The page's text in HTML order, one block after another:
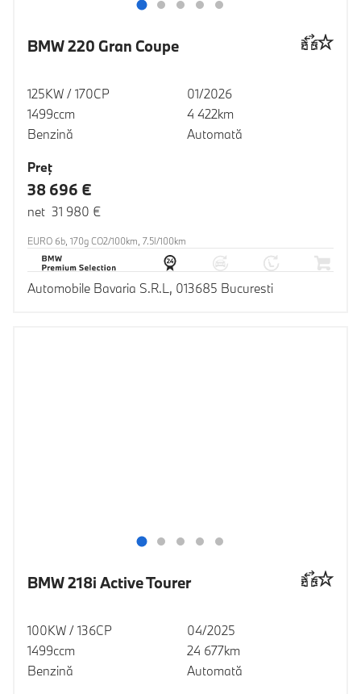
BMW 220 Gran Coupe
125KW / 170CP
1499ccm
Benzină
01/2026
4 422km
Automată
Preţ
38 696 €
net 31 980 €
EURO 6b, 170g CO2/100km, 7.5l/100km
Automobile Bavaria S.R.L, 013685 Bucuresti
BMW 218i Active Tourer
100KW / 136CP
1499ccm
Benzină
04/2025
24 677km
Automată